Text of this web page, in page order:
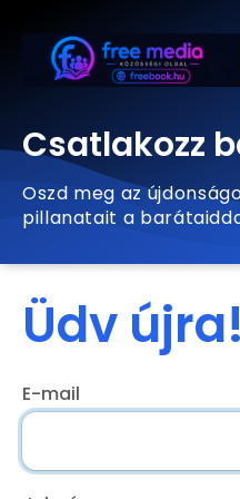
Csatlakozz
Oszd meg az
pillanatait a
Üdv újra!
E-mail